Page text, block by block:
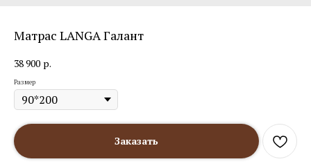
Матрас LANGA Галант
38 900 р.
Размер
Заказать